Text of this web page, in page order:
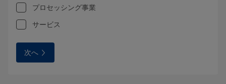
プロセッシング事業
サービス
次へ